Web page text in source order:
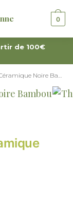
0
de 100€
Noire Bambou 800ML